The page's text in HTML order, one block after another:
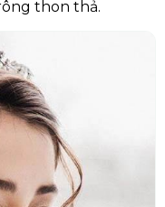
thon thả.